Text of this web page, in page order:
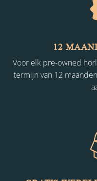
12
Voor elk pre-owned
termijn van 12